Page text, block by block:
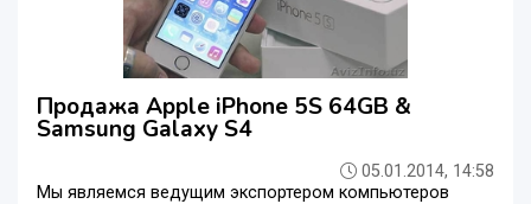
Продажа Apple iPhone 5S 64GB &
Samsung Galaxy S4
05.01.2014, 14:58
Мы являемся ведущим экспортером компьютеров